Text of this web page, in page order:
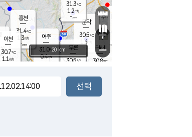
문막
30.5℃
1.6m/s
mm
부론
30.5℃
여주
31.0℃
0.4m/s
31.3℃
1.2m/s
-mm
장호원
흥천
31.4℃
1.3m/s
-mm
m/s
귀래
30.8℃
이천
30.7℃
1.1 m/s
+
−
20 km